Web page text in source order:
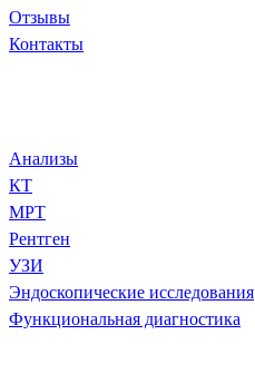
Отзывы
Контакты
Анализы
КТ
МРТ
Рентген
УЗИ
Эндоскопические исследования
Функциональная диагностика